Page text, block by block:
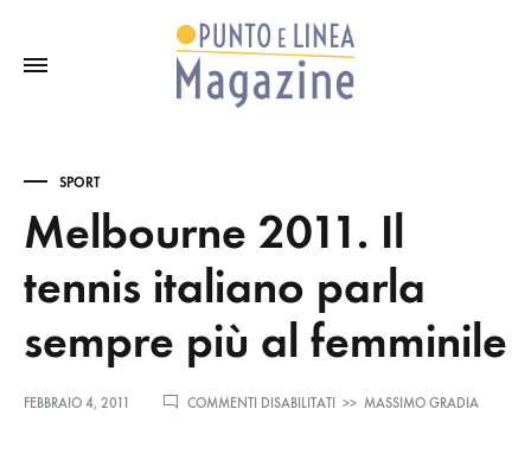
SPORT
Melbourne 2011. Il
tennis italiano parla
sempre più al femminile
FEBBRAIO 4, 2011 COMMENTI DISABILITATI
SU
>> MASSIMO GRADIA